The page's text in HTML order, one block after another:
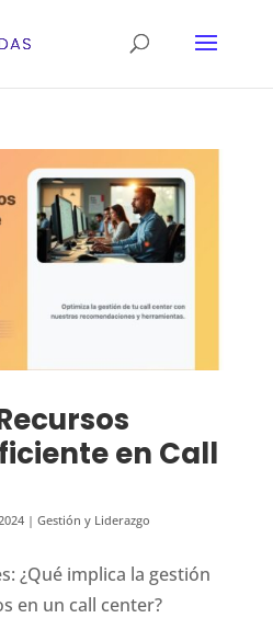
en Call
| Gestión y Liderazgo
¿Qué implica la gestión
en un call center?